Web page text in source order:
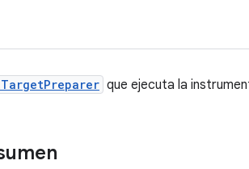
que ejecuta la